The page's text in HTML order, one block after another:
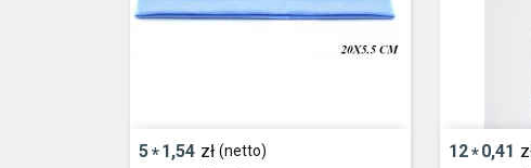
5*1,54 zł (netto) 12*0,41